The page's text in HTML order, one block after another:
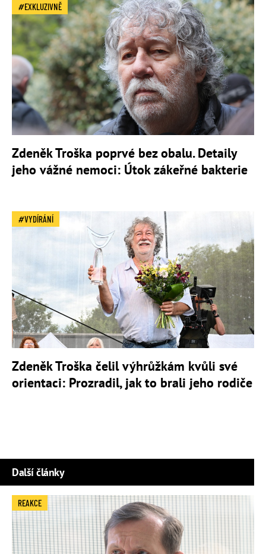
EXKLUZIVNĚ
Zdeněk Troška poprvé bez obalu. Detaily
jeho vážné nemoci: Útok zákeřné bakterie
VYDÍRÁNÍ
Zdeněk Troška čelil výhrůžkám kvůli své
orientaci: Prozradil, jak to brali jeho rodiče
Další články
REAKCE